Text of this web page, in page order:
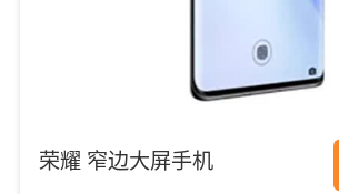
荣耀 窄边大屏手机